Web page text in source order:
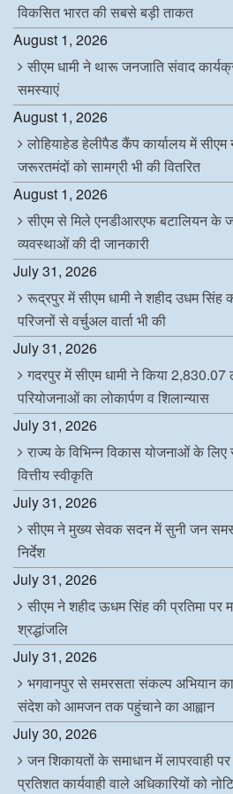
विकसित भारत की सबसे बड़ी ताकत
August 1, 2026
सीएम धामी ने थारू जनजाति संवाद
समस्याएं
August 1, 2026
लोहियाहेड हेलीपैड कैंप कार्यालय में
जरूरतमंदों को सामग्री भी की वितरित
August 1, 2026
सीएम से मिले एनडीआरएफ बटालियन के
व्यवस्थाओं की दी जानकारी
July 31, 2026
रूद्रपुर में सीएम धामी ने शहीद उधम सिंह
परिजनों से वर्चुअल वार्ता भी की
July 31, 2026
गदरपुर में सीएम धामी ने किया
परियोजनाओं का लोकार्पण व शिलान्यास
July 31, 2026
राज्य के विभिन्न विकास योजनाओं के
वित्तीय स्वीकृति
July 31, 2026
सीएम ने मुख्य सेवक सदन में सुनी जन
निर्देश
July 31, 2026
सीएम ने शहीद ऊधम सिंह की प्रतिमा पर
श्रद्धांजलि
July 31, 2026
भगवानपुर से समरसता संकल्प अभियान
संदेश को आमजन तक पहुंचाने का आह्वान
July 30, 2026
जन शिकायतों के समाधान में लापरवाही पर
प्रतिशत कार्यवाही वाले अधिकारियों को